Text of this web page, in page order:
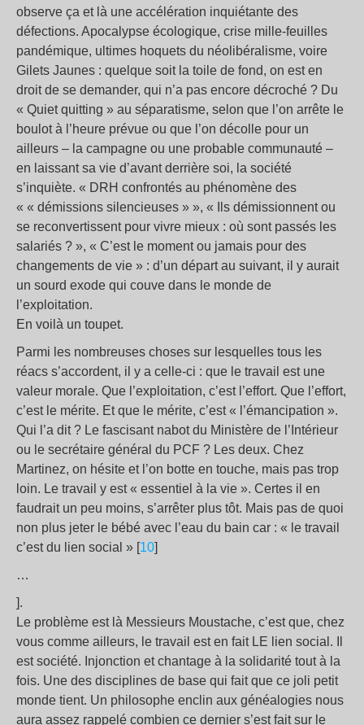
observe ça et là une accélération inquiétante des
défections. Apocalypse écologique, crise mille-feuilles
pandémique, ultimes hoquets du néolibéralisme, voire
Gilets Jaunes : quelque soit la toile de fond, on est en
droit de se demander, qui n’a pas encore décroché ? Du
« Quiet quitting » au séparatisme, selon que l’on arrête le
boulot à l’heure prévue ou que l’on décolle pour un
ailleurs – la campagne ou une probable communauté –
en laissant sa vie d’avant derrière soi, la société
s’inquiète. « DRH confrontés au phénomène des
« « démissions silencieuses » », « Ils démissionnent ou
se reconvertissent pour vivre mieux : où sont passés les
salariés ? », « C’est le moment ou jamais pour des
changements de vie » : d’un départ au suivant, il y aurait
un sourd exode qui couve dans le monde de
l’exploitation.
En voilà un toupet.
Parmi les nombreuses choses sur lesquelles tous les
réacs s’accordent, il y a celle-ci : que le travail est une
valeur morale. Que l’exploitation, c’est l’effort. Que l’effort,
c’est le mérite. Et que le mérite, c’est « l’émancipation ».
Qui l’a dit ? Le fascisant nabot du Ministère de l’Intérieur
ou le secrétaire général du PCF ? Les deux. Chez
Martinez, on hésite et l’on botte en touche, mais pas trop
loin. Le travail y est « essentiel à la vie ». Certes il en
faudrait un peu moins, s’arrêter plus tôt. Mais pas de quoi
non plus jeter le bébé avec l’eau du bain car : « le travail
c’est du lien social » [10]
…
].
Le problème est là Messieurs Moustache, c’est que, chez
vous comme ailleurs, le travail est en fait LE lien social. Il
est société. Injonction et chantage à la solidarité tout à la
fois. Une des disciplines de base qui fait que ce joli petit
monde tient. Un philosophe enclin aux généalogies nous
aura assez rappelé combien ce dernier s’est fait sur le